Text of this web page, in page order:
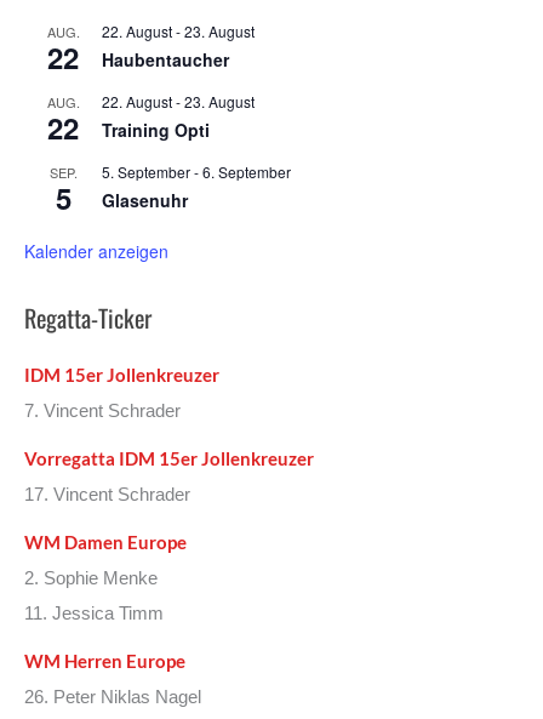
AUG.
22
22. August-23. August
Haubentaucher
AUG.
22
22. August-23. August
Training Opti
SEP.
5
5. September-6. September
Glasenuhr
Kalender anzeigen
Regatta-Ticker
IDM 15er Jollenkreuzer
7. Vincent Schrader
Vorregatta IDM 15er Jollenkreuzer
17. Vincent Schrader
WM Damen Europe
2. Sophie Menke
11. Jessica Timm
WM Herren Europe
26. Peter Niklas Nagel